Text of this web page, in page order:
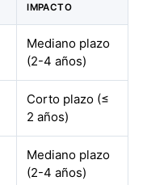
IMPACTO
Mediano plazo
(2-4 años)
Corto plazo (≤
2 años)
Mediano plazo
(2-4 años)